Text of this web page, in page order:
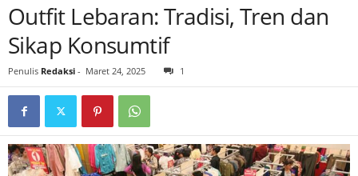
Outfit Lebaran: Tradisi, Tren dan
Sikap Konsumtif
Penulis Redaksi - Maret 24, 2025 1